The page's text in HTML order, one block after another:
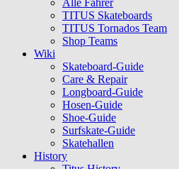
TITUS Skateboards
TITUS Tornados Team
Shop Teams
Wiki
Skateboard-Guide
Care & Repair
Longboard-Guide
Hosen-Guide
Shoe-Guide
Surfskate-Guide
Skatehallen
History